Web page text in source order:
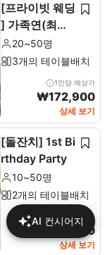
[프라이빗 웨딩
] 가족연(최소2
0~최대 50인)
20~50명
3개의 테이블배치
1인당 예상가
₩172,900
상세 보기
[돌잔치] 1st Bi
rthday Party
10~50명
2개의 테이블배치
1인당 예상가
₩137,680
상세 보기
AI 컨시어지